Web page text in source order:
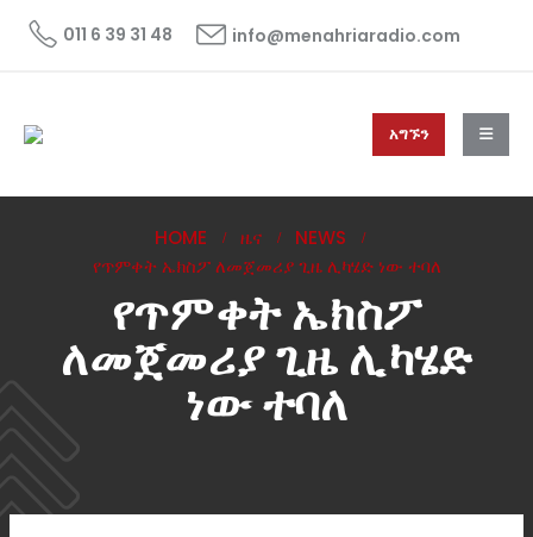
011 6 39 31 48 info@menahriaradio.com
አግኙን
HOME ዜና
NEWS
የጥምቀት ኤክስፖ ለመጀመሪያ ጊዜ ሊካሄድ ነው ተባለ
የጥምቀት ኤክስፖ
ለመጀመሪያ ጊዜ ሊካሄድ
ነው ተባለ